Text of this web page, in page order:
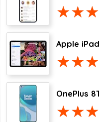
Apple
OnePlus